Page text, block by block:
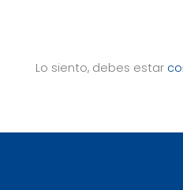
Lo siento, debes estar